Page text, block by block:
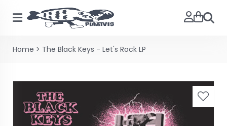
Home > The Black Keys - Let's Rock LP